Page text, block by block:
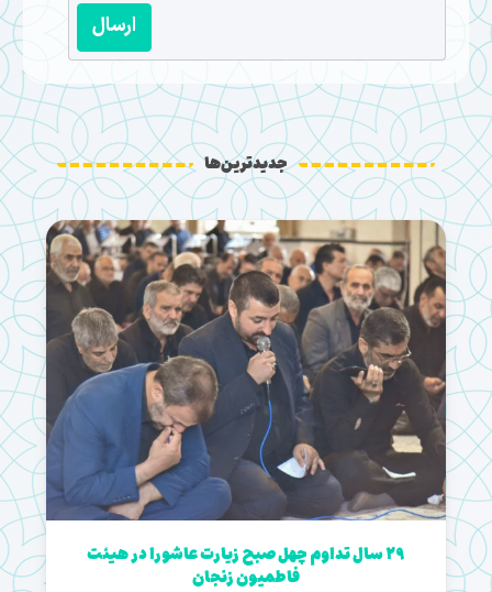
ارسال
جدیدترین‌ها
29 سال تداوم چهل صبح زیارت عاشورا در هیئت
فاطمیون زنجان